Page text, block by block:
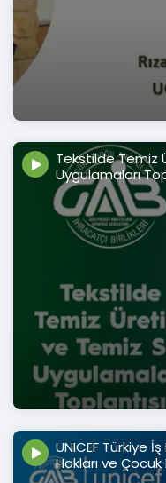
Tekstilde Temiz
Uygulamaları
UNICEF Türkiye
Hakları ve